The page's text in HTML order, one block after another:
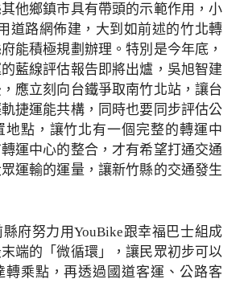
他鄉鎮市具有帶頭的示範作用，小
道路網佈建，大到如前述的竹北轉
能積極規劃辦理。特別是今年底，
藍線評估報告即將出爐，吳旭智建
應立刻向台鐵爭取南竹北站，讓台
捷運能共構，同時也要同步評估公
地點，讓竹北有一個完整的轉運中
運中心的整合，才有希望打通交通
運輸的運量，讓新竹縣的交通發生
府努力用YouBike跟幸福巴士組成
端的「微循環」，讓民眾初步可以
轉乘點，再透過國道客運、公路客